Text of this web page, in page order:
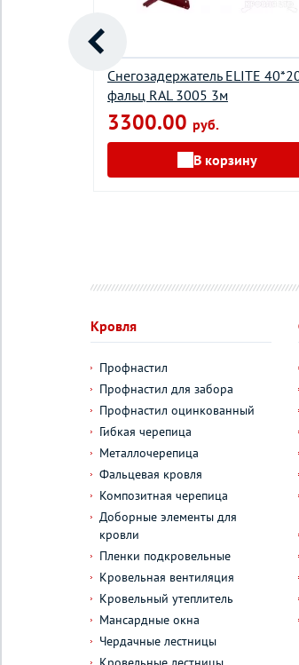
Снегозадержатель ELITE
фальц RAL 3005 3м
3300.00 руб.
В корзину
Кровля
Профнастил
Профнастил для забора
Профнастил оцинкованный
Гибкая черепица
Металлочерепица
Фальцевая кровля
Композитная черепица
Доборные элементы для
кровли
Пленки подкровельные
Кровельная вентиляция
Кровельный утеплитель
Мансардные окна
Чердачные лестницы